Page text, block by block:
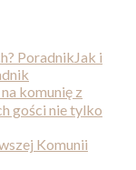
Jak i
komunię z
gości nie tylko